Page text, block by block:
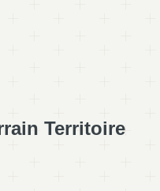
Territoire